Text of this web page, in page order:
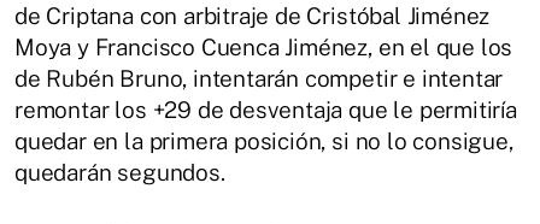
de Criptana con arbitraje de Cristóbal Jiménez
Moya y Francisco Cuenca Jiménez, en el que los
de Rubén Bruno, intentarán competir e intentar
remontar los +29 de desventaja que le permitiría
quedar en la primera posición, si no lo consigue,
quedarán segundos.